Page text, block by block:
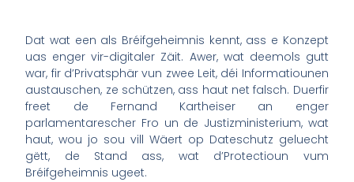
Dat wat een als Bréifgeheimnis kennt, ass e Konzept
uas enger vir-digitaler Zäit. Awer, wat deemols gutt
war, fir d’Privatsphär vun zwee Leit, déi Informatiounen
austauschen, ze schützen, ass haut net falsch. Duerfir
freet de Fernand Kartheiser an enger
parlamentarescher Fro un de Justizministerium, wat
haut, wou jo sou vill Wäert op Dateschutz geluecht
gëtt, de Stand ass, wat d’Protectioun vum
Bréifgeheimnis ugeet.